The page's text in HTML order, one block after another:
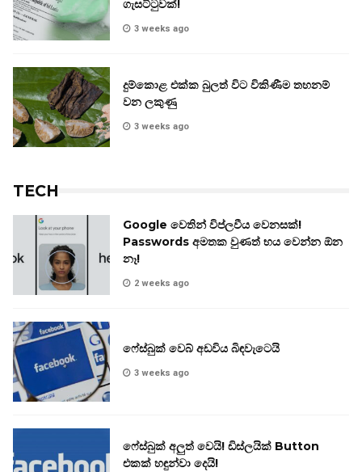
ගැසට්ටුවක්!
3 weeks ago
දුම්කොළ එක්ක බුලත් විට විකිණීම තහනම්
වන ලකුණු
3 weeks ago
TECH
Google වෙතින් විප්ලවීය වෙනසක්!
Passwords අමතක වුණත් භය වෙන්න ඕන
නෑ!
2 weeks ago
ෆේස්බුක් වෙබ් අඩවිය බිඳවැටෙයි
3 weeks ago
ෆේස්බුක් අලුත් වෙයි! ඩිස්ලයික් Button
එකක් හඳුන්වා දෙයි!